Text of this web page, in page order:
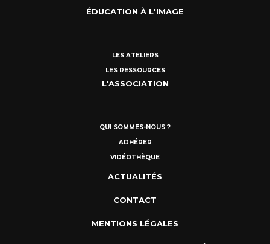
ÉDUCATION À L'IMAGE
LES ATELIERS
LES RESSOURCES
L'ASSOCIATION
QUI SOMMES-NOUS ?
ADHÉRER
VIDÉOTHÈQUE
ACTUALITÉS
CONTACT
MENTIONS LÉGALES